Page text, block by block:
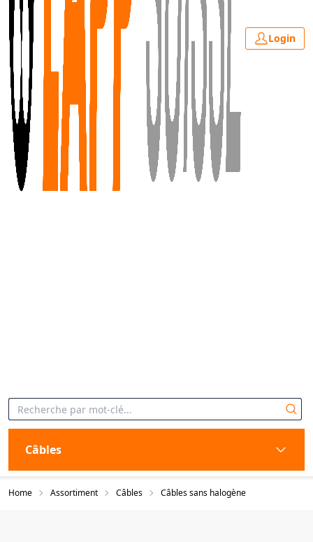
Login
Câbles
Home Assortiment Câbles Câbles sans halogène